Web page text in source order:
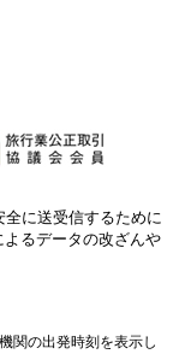
に送受信するために
るデータの改ざんや
関の出発時刻を表示し